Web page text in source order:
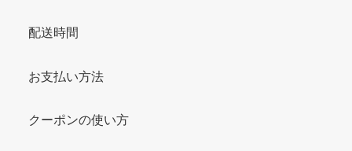
配送時間
お支払い方法
クーポンの使い方